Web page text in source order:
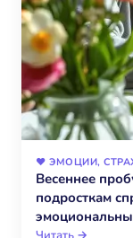
❤️ ЭМОЦИИ,
Весеннее
подросткам